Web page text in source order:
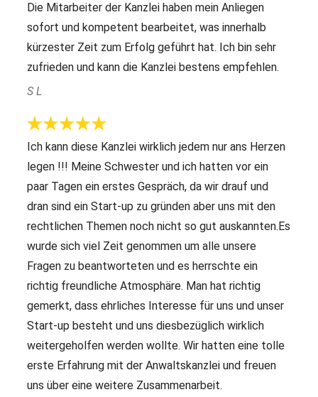
Die Mitarbeiter der Kanzlei haben mein Anliegen
sofort und kompetent bearbeitet, was innerhalb
kürzester Zeit zum Erfolg geführt hat. Ich bin sehr
zufrieden und kann die Kanzlei bestens empfehlen.
S L
Ich kann diese Kanzlei wirklich jedem nur ans Herzen
legen !!! Meine Schwester und ich hatten vor ein
paar Tagen ein erstes Gespräch, da wir drauf und
dran sind ein Start-up zu gründen aber uns mit den
rechtlichen Themen noch nicht so gut auskannten.Es
wurde sich viel Zeit genommen um alle unsere
Fragen zu beantworteten und es herrschte ein
richtig freundliche Atmosphäre. Man hat richtig
gemerkt, dass ehrliches Interesse für uns und unser
Start-up besteht und uns diesbezüglich wirklich
weitergeholfen werden wollte. Wir hatten eine tolle
erste Erfahrung mit der Anwaltskanzlei und freuen
uns über eine weitere Zusammenarbeit.